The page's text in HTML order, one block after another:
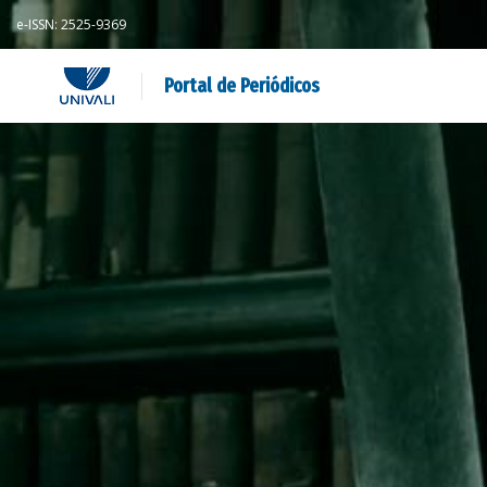
e-ISSN: 2525-9369
Portal de Periódicos